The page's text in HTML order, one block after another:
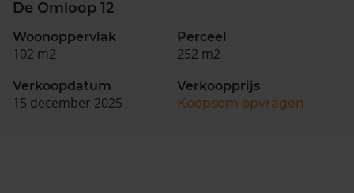
De Omloop 12
Woonoppervlak
102 m2
Perceel
252 m2
Verkoopdatum
15 december 2025
Verkoopprijs
Koopsom opvragen